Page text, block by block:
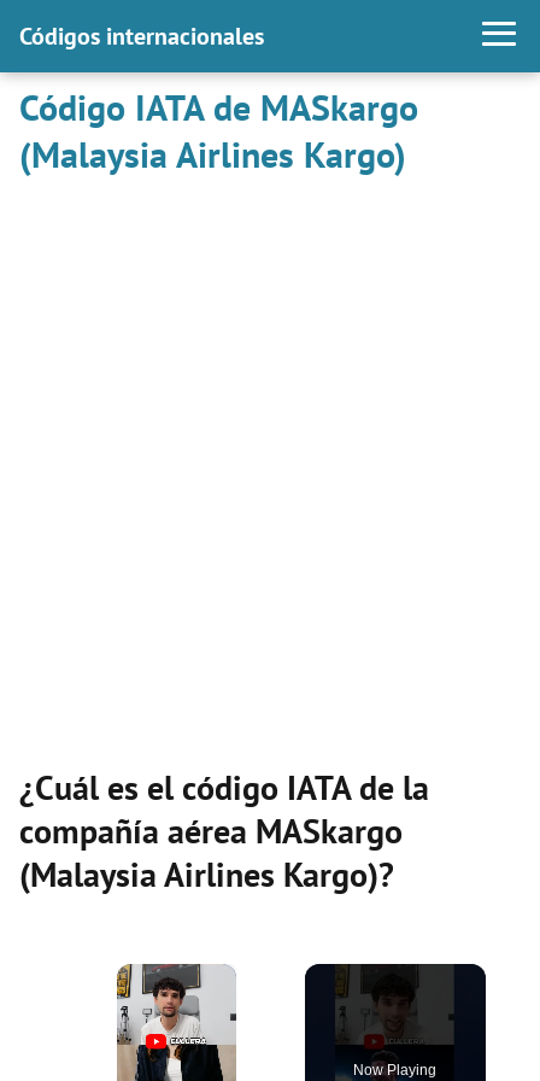
Códigos internacionales
Código IATA de MASkargo
(Malaysia Airlines Kargo)
¿Cuál es el código IATA de la
compañía aérea MASkargo
(Malaysia Airlines Kargo)?
×
Now Playing